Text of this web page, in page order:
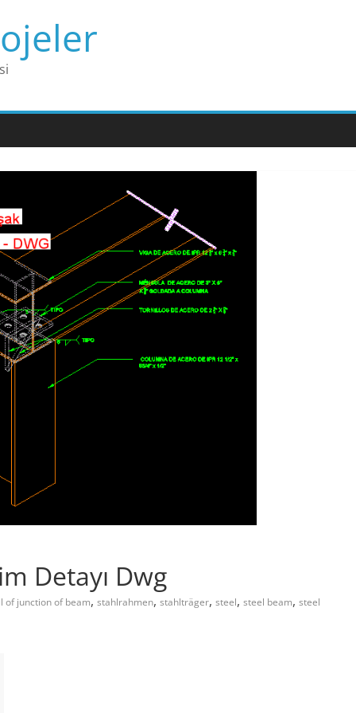
Detayı Dwg
of junction of beam, stahlrahmen, stahlträger, steel, steel beam, steel